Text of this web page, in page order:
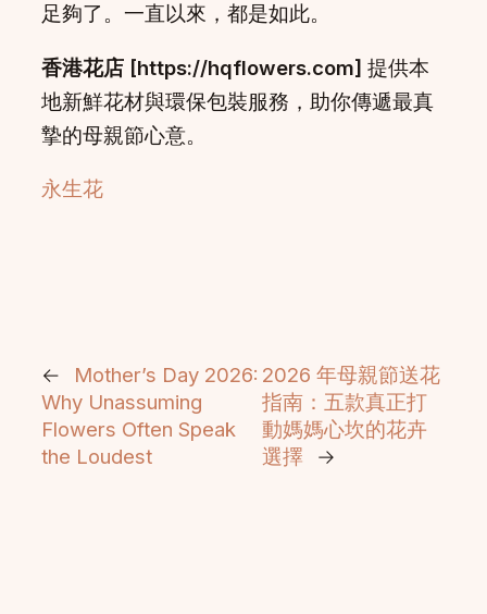
足夠了。一直以來，都是如此。
香港花店 [https://hqflowers.com] 提供本
地新鮮花材與環保包裝服務，助你傳遞最真
摯的母親節心意。
永生花
←
Mother’s Day 2026:
Why Unassuming
Flowers Often Speak
the Loudest
2026 年母親節送花
指南：五款真正打
動媽媽心坎的花卉
選擇
→